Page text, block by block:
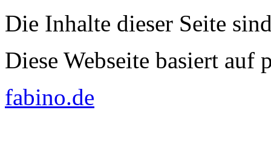
Die Inhalte dieser Seite
Diese Webseite basiert auf
fabino.de